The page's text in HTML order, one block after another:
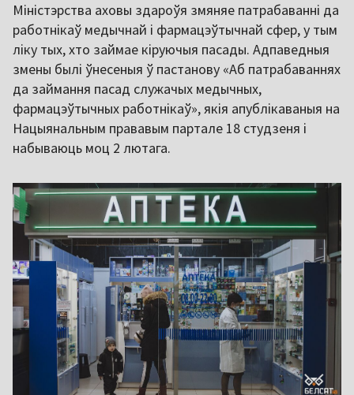
Міністэрства аховы здароўя змяняе патрабаванні да
работнікаў медычнай і фармацэўтычнай сфер, у тым
ліку тых, хто займае кіруючыя пасады. Адпаведныя
змены былі ўнесеныя ў пастанову «Аб патрабаваннях
да займання пасад служачых медычных,
фармацэўтычных работнікаў», якія апублікаваныя на
Нацыянальным прававым партале 18 студзеня і
набываюць моц 2 лютага.